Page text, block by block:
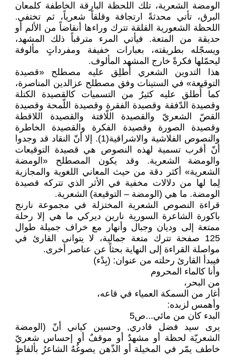
الومضة الشعرية، تلك اللحظة البارقة الخاطفة كلمعان
البرق، تأتي محدثةً ارتجافة وقلقاً شعرياً، ثم تختفي.
اللحظة الشعورية القلقة تترك وراءها أنقاضاً من الألم أو
حديقة من المتعة. فيأتي المرء مترقباً ذلك المشهد،
ويسجّله بطريقته، بعبارات خفيفة ومفرداتٍ مألوفة
ليحمّلها فكرةً خارج المشهد المألوف.
هذا التدوين الشعري أُطلِق عليه مصطلح «قصيدة
التوقيعة» في الستينات وفق مصطلح عزالدين المناصرة،
كما أُطلق عليه كثيرٌ من التسميات كالقصيدة الكتلة
وقصيدة الدّفقة وقصيدة الفقرة وقصيدة اللّمحة وقصيدة
القصّ الشعريّ والقصيدة اللّافتة والقصيدة اللاقطة
وقصيدة الصورة وقصيدة الفكرة والقصيدة الخاطرة
والنصوص الفلاشية والاشراقية(1). إلا أنّ النقاد قد وجدوا
أنّ أقرب تسمية لهذه النصوص هي قصيدة التوقيعات
والومضة الشعرية. وقد يكون المصطلح «الومضة
الشعرية» أكثر دقة من حيث المعاني اللغوية والمجازية
لِما لها من دلالات مخفية في الأثر الذي تتركه قصيدة
الومضة. ما هي (الومضة – التوقيعة) الشعرية.
قراءة النصوص الشعرية المختزلة في مجموعة نارنج
باكورة الشاعرة السورية نارين ديركي ما هي إلا رحلة
ممتعة إلى وديان وجبال وأنهار مع خراف جميلة طوال
125 صفحة تترك متعة جمالية، لا يتوانى القارئ في
مواصلة القراءة إلى النهاية بحثاً عن عناصر أخرى.
فيبدأ القارئ رحلته من عنوان: (بِدْء)
وأنا كالماء المحروم
من البحر،
أغار من السمكة العمياء في قاعه،
وأهمس لزبده:
البدء كان من مائي...ص5
يرى سيد فضل قادري, وحسين کياني أنّ (الومضة
الشعريّة لحظة أو مشهدٌ أو موقفٌ أو إحساس شعريّ
خاطف يمّر في المخيلة أو الذّهن يصوغُهُ الشاعرُ بألفاظٍ